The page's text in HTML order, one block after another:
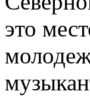
это